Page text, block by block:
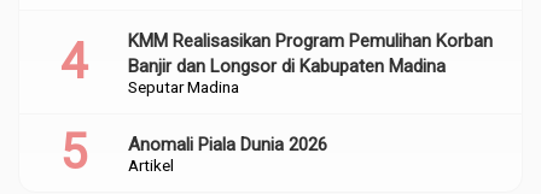
Seputar Madina
KMM Realisasikan Program Pemulihan Korban
Banjir dan Longsor di Kabupaten Madina
Artikel
Anomali Piala Dunia 2026